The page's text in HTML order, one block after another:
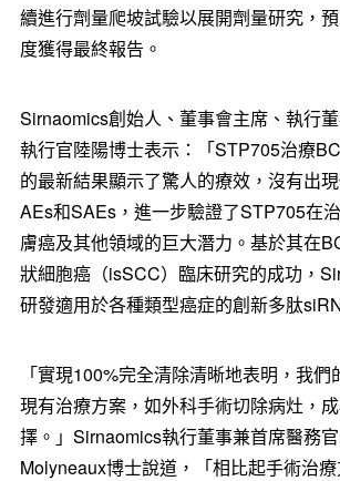
續進行劑量爬坡試驗以展開劑量研究，
度獲得最終報告。
Sirnaomics創始人、董事會主席、執行
執行官陸陽博士表示：「STP705治療
的最新結果顯示了驚人的療效，沒有出
AEs和SAEs，進一步驗證了STP705在
膚癌及其他領域的巨大潛力。基於其在
狀細胞癌（isSCC）臨床研究的成功，
研發適用於各種類型癌症的創新多肽
「實現100%完全清除清晰地表明，我
現有治療方案，如外科手術切除病灶，
擇。」Sirnaomics執行董事兼首席醫務
Molyneaux博士說道，「相比起手術治